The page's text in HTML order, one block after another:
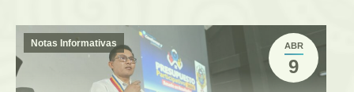
ABR
9
Notas Informativas